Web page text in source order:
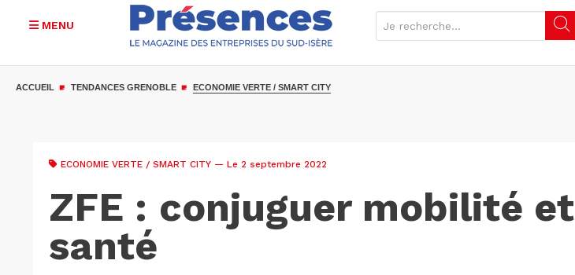
MENU
ACCUEIL TENDANCES GRENOBLE ECONOMIE VERTE / SMART CITY
ECONOMIE VERTE / SMART CITY — Le 2 septembre 2022
ZFE : conjuguer mobilité et
santé